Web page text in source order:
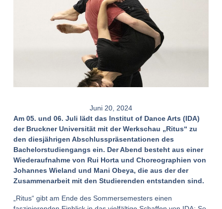
Juni 20, 2024
Am 05. und 06. Juli lädt das Institut of Dance Arts (IDA)
der Bruckner Universität mit der Werkschau „Ritus“ zu
den diesjährigen Abschlusspräsentationen des
Bachelorstudiengangs ein. Der Abend besteht aus einer
Wiederaufnahme von Rui Horta und Choreographien von
Johannes Wieland und Mani Obeya, die aus der der
Zusammenarbeit mit den Studierenden entstanden sind.
„Ritus“ gibt am Ende des Sommersemesters einen